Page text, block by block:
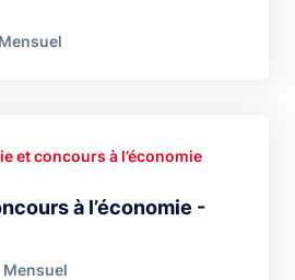
à l’économie -
et concours à l’économie